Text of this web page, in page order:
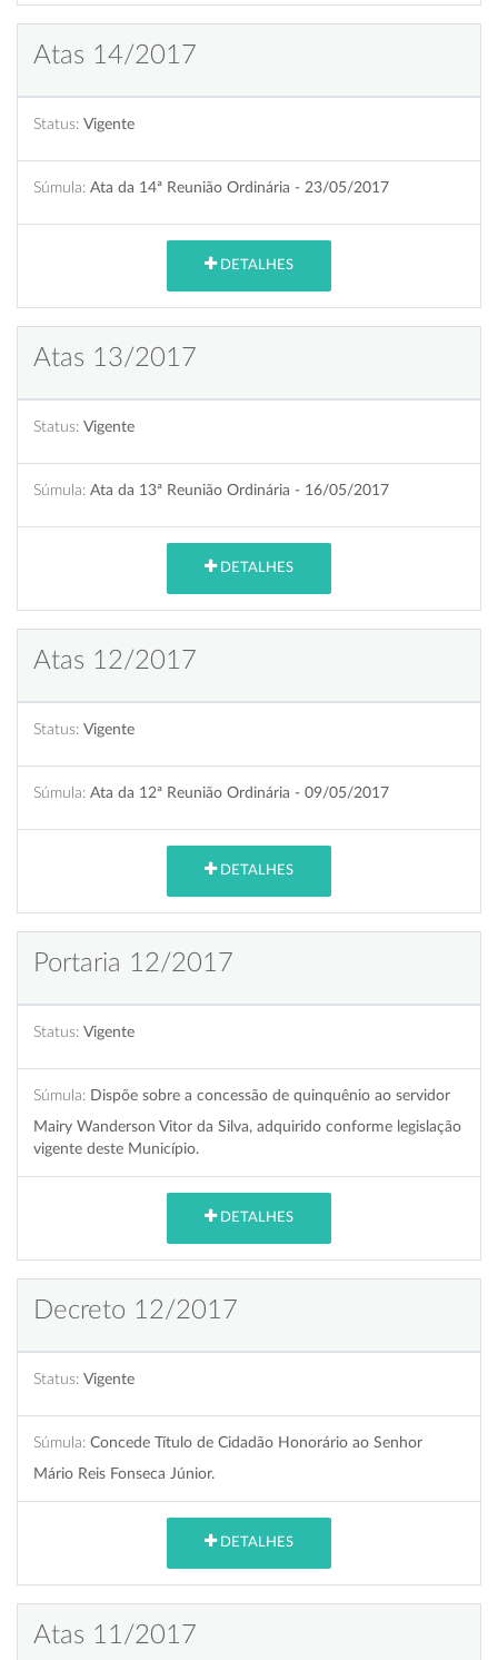
Atas 14/2017
Status: Vigente
Súmula: Ata da 14ª Reunião Ordinária - 23/05/2017
DETALHES
Atas 13/2017
Status: Vigente
Súmula: Ata da 13ª Reunião Ordinária - 16/05/2017
DETALHES
Atas 12/2017
Status: Vigente
Súmula: Ata da 12ª Reunião Ordinária - 09/05/2017
DETALHES
Portaria 12/2017
Status: Vigente
Súmula: Dispõe sobre a concessão de quinquênio ao servidor
Mairy Wanderson Vitor da Silva, adquirido conforme legislação
vigente deste Município.
DETALHES
Decreto 12/2017
Status: Vigente
Súmula: Concede Título de Cidadão Honorário ao Senhor
Mário Reis Fonseca Júnior.
DETALHES
Atas 11/2017